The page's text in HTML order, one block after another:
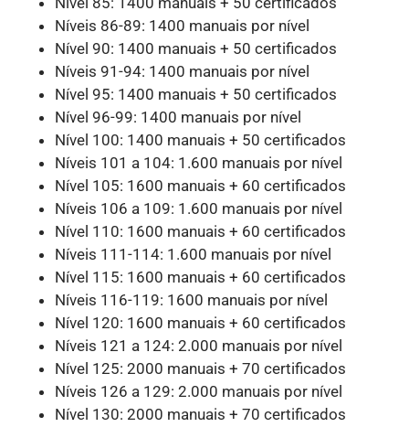
Níveis 86-89: 1400 manuais por nível
Nível 90: 1400 manuais + 50 certificados
Níveis 91-94: 1400 manuais por nível
Nível 95: 1400 manuais + 50 certificados
Nível 96-99: 1400 manuais por nível
Nível 100: 1400 manuais + 50 certificados
Níveis 101 a 104: 1.600 manuais por nível
Nível 105: 1600 manuais + 60 certificados
Níveis 106 a 109: 1.600 manuais por nível
Nível 110: 1600 manuais + 60 certificados
Níveis 111-114: 1.600 manuais por nível
Nível 115: 1600 manuais + 60 certificados
Níveis 116-119: 1600 manuais por nível
Nível 120: 1600 manuais + 60 certificados
Níveis 121 a 124: 2.000 manuais por nível
Nível 125: 2000 manuais + 70 certificados
Níveis 126 a 129: 2.000 manuais por nível
Nível 130: 2000 manuais + 70 certificados